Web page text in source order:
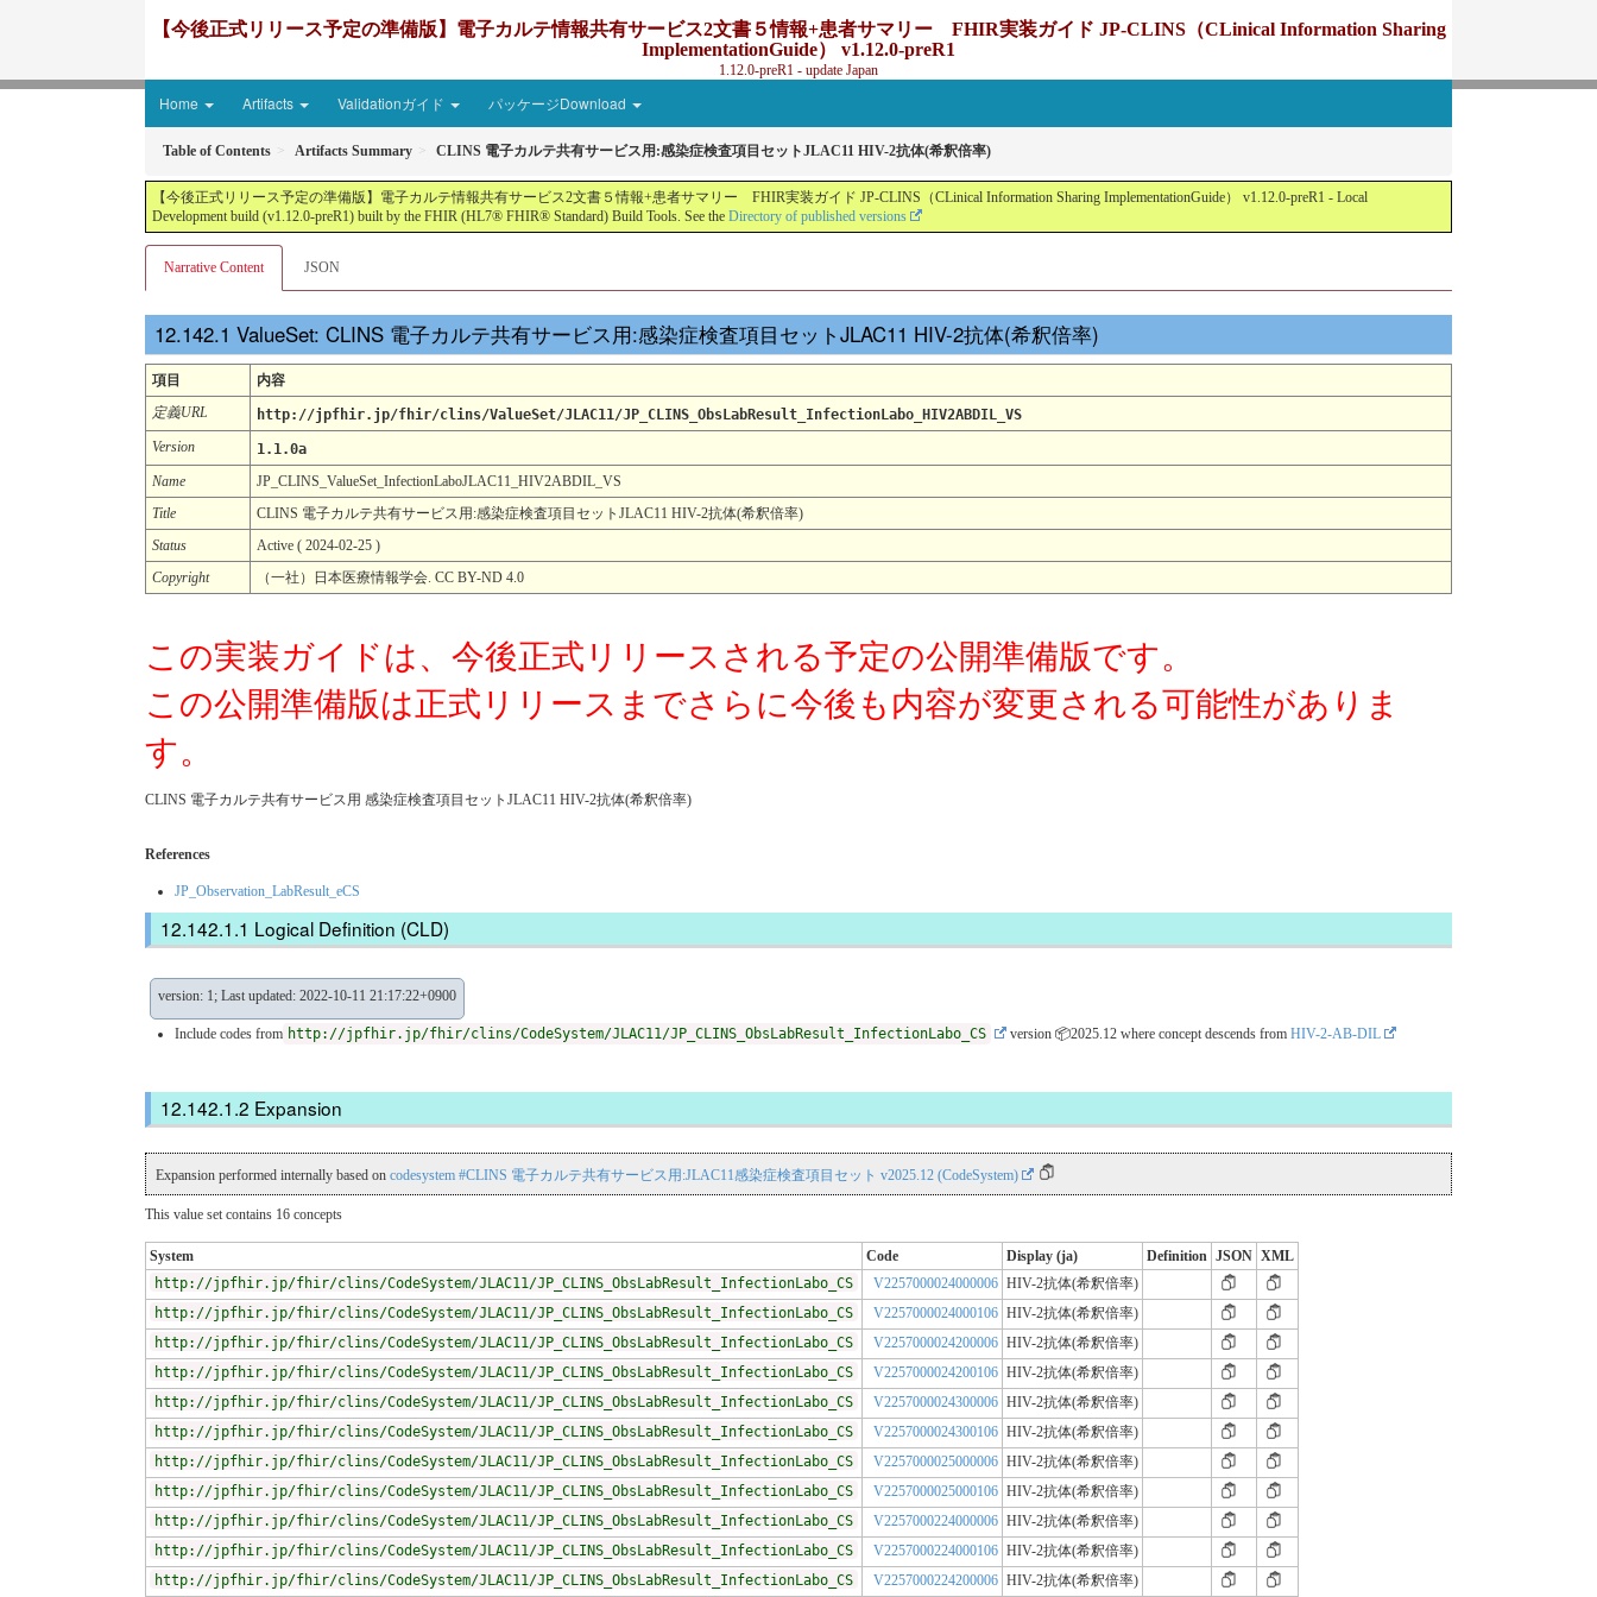
【今後正式リリース予定の準備版】電子カルテ情報共有サービス2文書５情報+患者サマリー FHIR実装ガイド JP-CLINS（CLinical Information Sharing
ImplementationGuide） v1.12.0-preR1
1.12.0-preR1 - update Japan
Home Artifacts Validationガイド パッケージDownload
Table of Contents Artifacts Summary CLINS 電子カルテ共有サービス用:感染症検査項目セットJLAC11 HIV-2抗体(希釈倍率)
【今後正式リリース予定の準備版】電子カルテ情報共有サービス2文書５情報+患者サマリー FHIR実装ガイド JP-CLINS（CLinical Information Sharing ImplementationGuide） v1.12.0-preR1 - Local
Development build (v1.12.0-preR1) built by the FHIR (HL7® FHIR® Standard) Build Tools. See the Directory of published versions
Narrative Content JSON
ValueSet: CLINS 電子カルテ共有サービス用:感染症検査項目セットJLAC11 HIV-2抗体(希釈倍率)
項目
内容
定義URL
http://jpfhir.jp/fhir/clins/ValueSet/JLAC11/JP_CLINS_ObsLabResult_InfectionLabo_HIV2ABDIL_VS
Version
1.1.0a
Name
JP_CLINS_ValueSet_InfectionLaboJLAC11_HIV2ABDIL_VS
Title
CLINS 電子カルテ共有サービス用:感染症検査項目セットJLAC11 HIV-2抗体(希釈倍率)
Status
Active ( 2024-02-25 )
Copyright
（一社）日本医療情報学会. CC BY-ND 4.0
この実装ガイドは、今後正式リリースされる予定の公開準備版です。
この公開準備版は正式リリースまでさらに今後も内容が変更される可能性がありま
す。
CLINS 電子カルテ共有サービス用 感染症検査項目セットJLAC11 HIV-2抗体(希釈倍率)
References
JP_Observation_LabResult_eCS
Logical Definition (CLD)
version: 1; Last updated: 2022-10-11 21:17:22+0900
Include codes from http://jpfhir.jp/fhir/clins/CodeSystem/JLAC11/JP_CLINS_ObsLabResult_InfectionLabo_CS version 📦2025.12 where concept descends from HIV-2-AB-DIL
Expansion
Expansion performed internally based on codesystem #CLINS 電子カルテ共有サービス用:JLAC11感染症検査項目セット v2025.12 (CodeSystem)
This value set contains 16 concepts
System Code Display (ja) Definition JSON XML
http://jpfhir.jp/fhir/clins/CodeSystem/JLAC11/JP_CLINS_ObsLabResult_InfectionLabo_CS
V2257000024000006 HIV-2抗体(希釈倍率)
http://jpfhir.jp/fhir/clins/CodeSystem/JLAC11/JP_CLINS_ObsLabResult_InfectionLabo_CS
V2257000024000106 HIV-2抗体(希釈倍率)
http://jpfhir.jp/fhir/clins/CodeSystem/JLAC11/JP_CLINS_ObsLabResult_InfectionLabo_CS
V2257000024200006 HIV-2抗体(希釈倍率)
http://jpfhir.jp/fhir/clins/CodeSystem/JLAC11/JP_CLINS_ObsLabResult_InfectionLabo_CS
V2257000024200106 HIV-2抗体(希釈倍率)
http://jpfhir.jp/fhir/clins/CodeSystem/JLAC11/JP_CLINS_ObsLabResult_InfectionLabo_CS
V2257000024300006 HIV-2抗体(希釈倍率)
http://jpfhir.jp/fhir/clins/CodeSystem/JLAC11/JP_CLINS_ObsLabResult_InfectionLabo_CS
V2257000024300106 HIV-2抗体(希釈倍率)
http://jpfhir.jp/fhir/clins/CodeSystem/JLAC11/JP_CLINS_ObsLabResult_InfectionLabo_CS
V2257000025000006 HIV-2抗体(希釈倍率)
http://jpfhir.jp/fhir/clins/CodeSystem/JLAC11/JP_CLINS_ObsLabResult_InfectionLabo_CS
V2257000025000106 HIV-2抗体(希釈倍率)
http://jpfhir.jp/fhir/clins/CodeSystem/JLAC11/JP_CLINS_ObsLabResult_InfectionLabo_CS
V2257000224000006 HIV-2抗体(希釈倍率)
http://jpfhir.jp/fhir/clins/CodeSystem/JLAC11/JP_CLINS_ObsLabResult_InfectionLabo_CS
V2257000224000106 HIV-2抗体(希釈倍率)
http://jpfhir.jp/fhir/clins/CodeSystem/JLAC11/JP_CLINS_ObsLabResult_InfectionLabo_CS
V2257000224200006 HIV-2抗体(希釈倍率)